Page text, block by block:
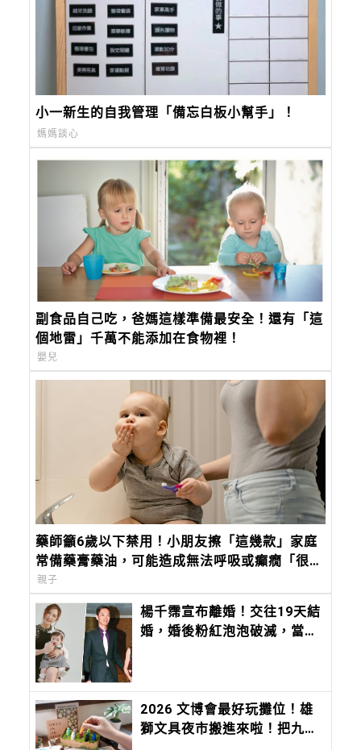
小一新生的自我管理「備忘白板小幫手」！
媽媽談心
副食品自己吃，爸媽這樣準備最安全！還有「這
個地雷」千萬不能添加在食物裡！
嬰兒
藥師籲6歲以下禁用！小朋友擦「這幾款」家庭
常備藥膏藥油，可能造成無法呼吸或癲癇「很危
險」
親子
楊千霈宣布離婚！交往19天結
婚，婚後粉紅泡泡破滅，當時
會過生活。」
2026 文博會最好玩攤位！雄
獅文具夜市搬進來啦！把九層